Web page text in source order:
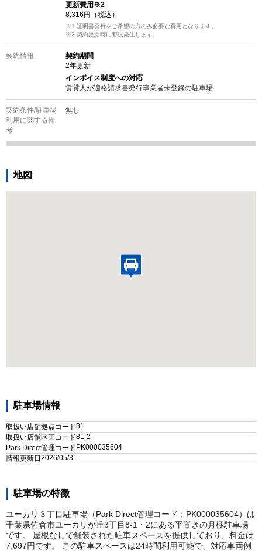
更新費用 ※2
8,316 円（税込）
※1 証明書発行をご希望の方のみ必要な費用となります。
※2 契約更新時に都度発生します。
契約情報
契約期間
2年更新
インボイス制度への対応
賃貸人が適格請求書発行事業者未登録の駐車場
契約条件/駐車場
利用に関する備
考
無し
地図
駐車場情報
取扱い店舗拠点コード81
取扱い店舗区画コード81-2
Park Direct管理コード PK000035604
情報更新日 2026/05/31
駐車場の特徴
ユーカリ３丁目駐車場（Park Direct管理コード：PK000035604）は
千葉県佐倉市ユーカリが丘3丁目8-1・2にある平置きの月極駐車場
です。 屋根なしで舗装された駐車スペースを提供しており、料金は
7,697円です。 この駐車スペースは24時間利用可能で、対応車両例